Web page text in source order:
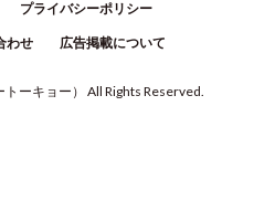
プライバシーポリシー
わせ 広告掲載について
トーキョー ） All Rights Reserved.